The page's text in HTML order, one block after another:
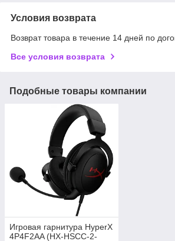
Условия возврата
Возврат товара в течение 14 дней по
Все условия возврата
Подобные товары компании
Игровая гарнитура HyperX
4P4F2AA (HX-HSCC-2-